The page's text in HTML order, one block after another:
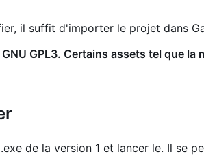
il suffit d'importer le projet dans
GPL3. Certains assets tel que
de la version 1 et lancer le. Il se